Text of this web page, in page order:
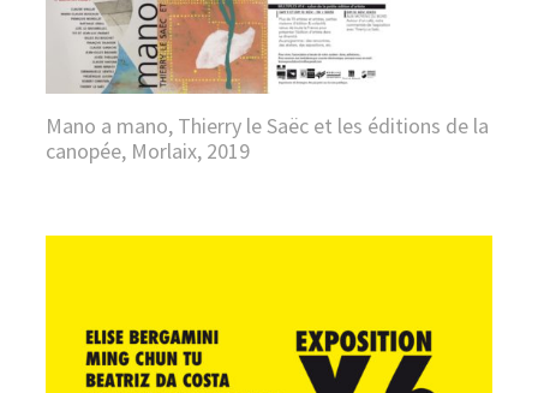
Mano a mano, Thierry le Saëc et les éditions de la
canopée, Morlaix, 2019